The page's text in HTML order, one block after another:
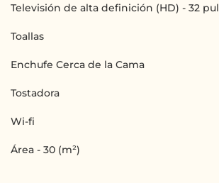
Televisión de alta definición (HD) - 32
Toallas
Enchufe Cerca de la Cama
Tostadora
Wi-fi
Área - 30 (m²)